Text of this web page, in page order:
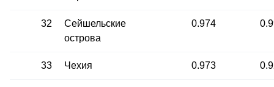
32
Сейшельские
острова
0.974
33 Чехия 0.973